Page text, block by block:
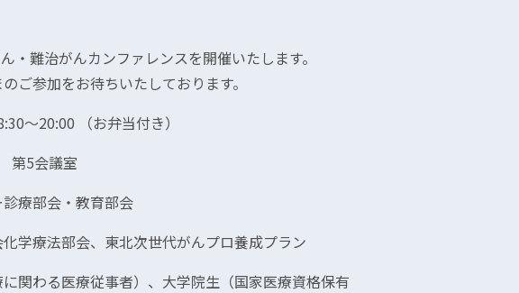
・難治がんカンファレンスを開催いたします。
ご参加をお待ちいたしております。
～20:00 （お弁当付き）
5会議室
療部会・教育部会
学療法部会、東北次世代がんプロ養成プラン
関わる医療従事者）、大学院生（国家医療資格保有